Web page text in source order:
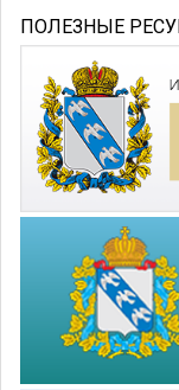
ПОЛЕЗНЫЕ